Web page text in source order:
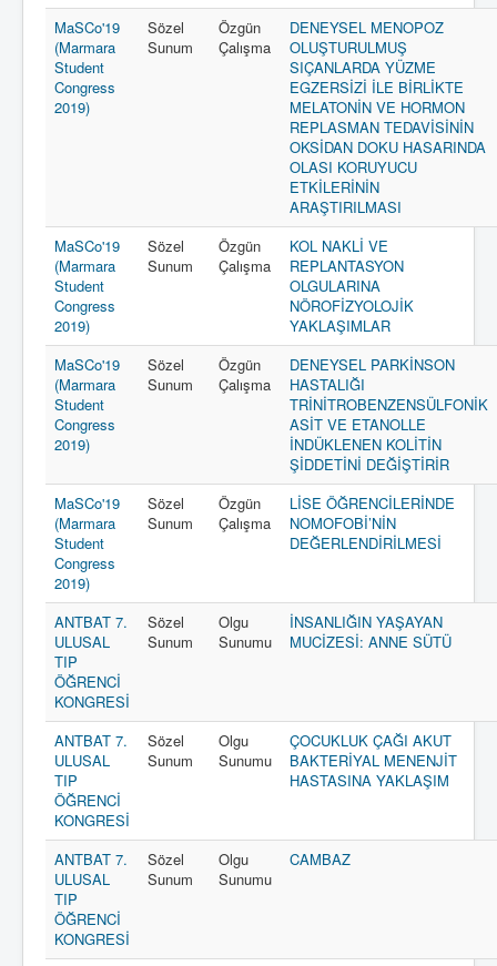
MaSCo'19
(Marmara
Student
Congress
2019)
Sözel
Sunum
Özgün
Çalışma
DENEYSEL MENOPOZ
OLUŞTURULMUŞ
SIÇANLARDA YÜZME
EGZERSİZİ İLE BİRLİKTE
MELATONİN VE HORMON
REPLASMAN TEDAVİSİNİN
OKSİDAN DOKU HASARINDA
OLASI KORUYUCU
ETKİLERİNİN
ARAŞTIRILMASI
MaSCo'19
(Marmara
Student
Congress
2019)
Sözel
Sunum
Özgün
Çalışma
KOL NAKLİ VE
REPLANTASYON
OLGULARINA
NÖROFİZYOLOJİK
YAKLAŞIMLAR
MaSCo'19
(Marmara
Student
Congress
2019)
Sözel
Sunum
Özgün
Çalışma
DENEYSEL PARKİNSON
HASTALIĞI
TRİNİTROBENZENSÜLFONİK
ASİT VE ETANOLLE
İNDÜKLENEN KOLİTİN
ŞİDDETİNİ DEĞİŞTİRİR
MaSCo'19
(Marmara
Student
Congress
2019)
Sözel
Sunum
Özgün
Çalışma
LİSE ÖĞRENCİLERİNDE
NOMOFOBİ’NİN
DEĞERLENDİRİLMESİ
ANTBAT 7.
ULUSAL
TIP
ÖĞRENCİ
KONGRESİ
Sözel
Sunum
Olgu
Sunumu
İNSANLIĞIN YAŞAYAN
MUCİZESİ: ANNE SÜTÜ
ANTBAT 7.
ULUSAL
TIP
ÖĞRENCİ
KONGRESİ
Sözel
Sunum
Olgu
Sunumu
ÇOCUKLUK ÇAĞI AKUT
BAKTERİYAL MENENJİT
HASTASINA YAKLAŞIM
ANTBAT 7.
ULUSAL
TIP
ÖĞRENCİ
KONGRESİ
Sözel
Sunum
Olgu
Sunumu
CAMBAZ